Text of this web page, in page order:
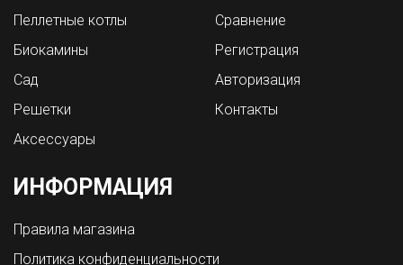
Пеллетные котлы
Биокамины
Сад
Решетки
Аксессуары
Сравнение
Регистрация
Авторизация
Контакты
ИНФОРМАЦИЯ
Правила магазина
Политика конфиденциальности